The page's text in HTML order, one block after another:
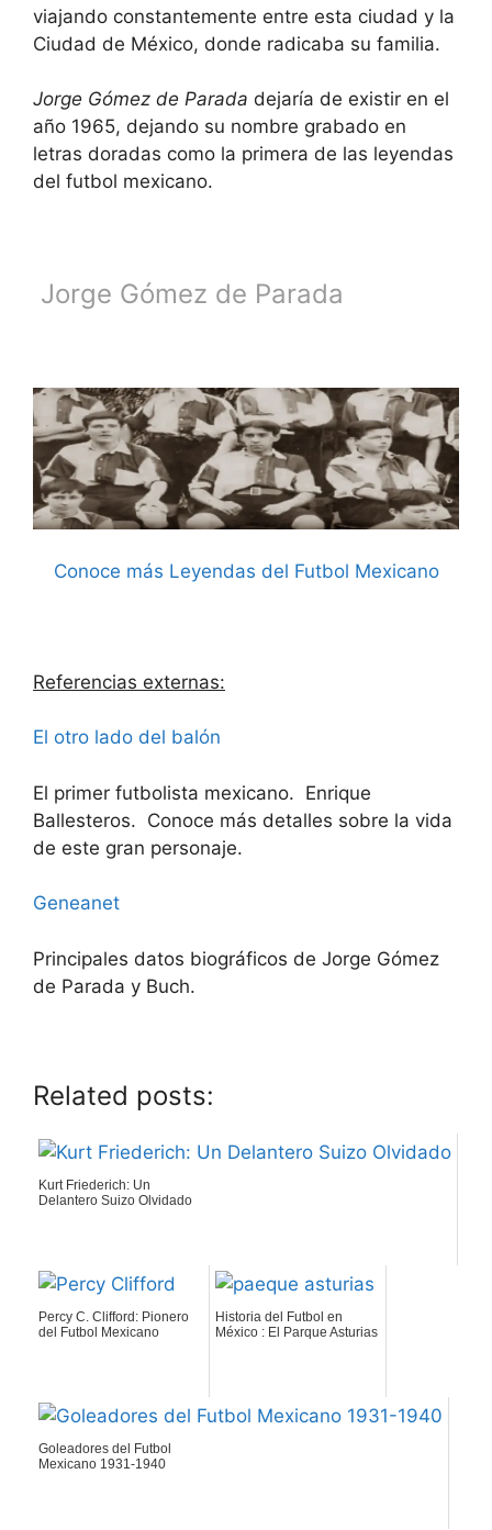
viajando constantemente entre esta ciudad y la
Ciudad de México, donde radicaba su familia.
Jorge Gómez de Parada dejaría de existir en el
año 1965, dejando su nombre grabado en
letras doradas como la primera de las leyendas
del futbol mexicano.
Jorge Gómez de Parada
Conoce más Leyendas del Futbol Mexicano
Referencias externas:
El otro lado del balón
El primer futbolista mexicano. Enrique
Ballesteros. Conoce más detalles sobre la vida
de este gran personaje.
Geneanet
Principales datos biográficos de Jorge Gómez
de Parada y Buch.
Related posts:
Kurt Friederich: Un
Delantero Suizo Olvidado
Percy C. Clifford: Pionero
del Futbol Mexicano
Historia del Futbol en
México : El Parque Asturias
Goleadores del Futbol
Mexicano 1931-1940